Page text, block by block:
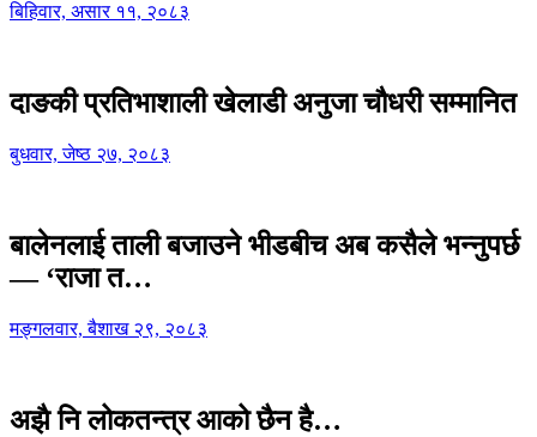
बिहिवार, असार ११, २०८३
दाङकी प्रतिभाशाली खेलाडी अनुजा चौधरी सम्मानित
बुधवार, जेष्ठ २७, २०८३
बालेनलाई ताली बजाउने भीडबीच अब कसैले भन्नुपर्छ
— ‘राजा त…
मङ्गलवार, बैशाख २९, २०८३
अझै नि लोकतन्त्र आको छैन है…